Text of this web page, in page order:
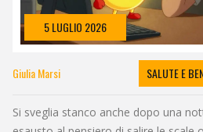
5 LUGLIO 2026
Giulia Marsi SALUTE E
Si sveglia stanco anche dopo una